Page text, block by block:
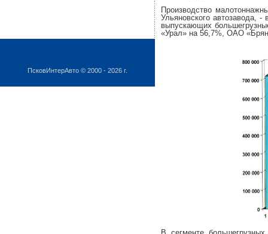
ПсковИнтерАвто © 2000 - 2026 г.
Производство
Ульяновского автозавода,
выпускающих
«Урал» на 56,7%, ОАО